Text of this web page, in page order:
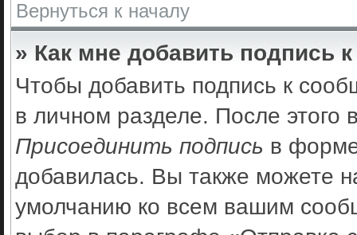
Вернуться к началу
» Как мне добавить подпись
Чтобы добавить подпись к
в личном разделе. После
Присоединить подпись в
добавилась. Вы также можете
умолчанию ко всем вашим